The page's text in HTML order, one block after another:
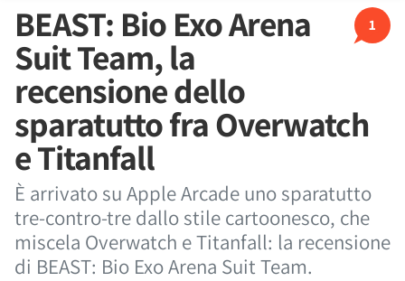
1
BEAST: Bio Exo Arena
Suit Team, la
recensione dello
sparatutto fra Overwatch
e Titanfall
È arrivato su Apple Arcade uno sparatutto
tre-contro-tre dallo stile cartoonesco, che
miscela Overwatch e Titanfall: la recensione
di BEAST: Bio Exo Arena Suit Team.